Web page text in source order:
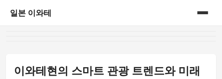
일본 이와테
이와테현의 스마트 관광 트렌드와 미래